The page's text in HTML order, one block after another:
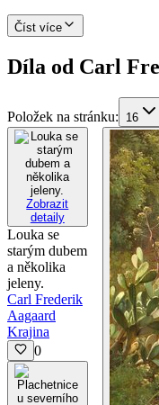
Číst více
Díla od Carl
Položek na stránku: 16
Zobrazit
detaily
Louka se
starým dubem
a několika
jeleny.
Carl Frederik
Aagaard
Krajina
0